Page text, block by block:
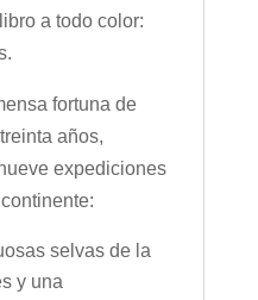
a todo color:
fortuna de
años,
expediciones
selvas de la
y una